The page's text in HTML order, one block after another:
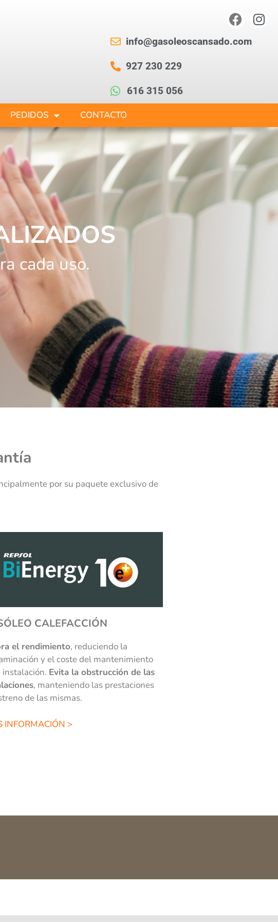
info@gasoleoscansado.com
927 230 229
616 315 056
PEDIDOS CONTACTO
cada uso.
por su paquete exclusivo de
CALEFACCIÓN
el rendimiento, reduciendo la
y el coste del mantenimiento
instalación. Evita la obstrucción de las
, manteniendo las prestaciones
de las mismas.
INFORMACIÓN >